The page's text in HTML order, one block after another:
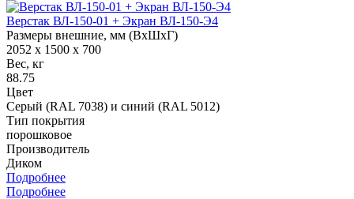
Верстак ВЛ-150-01 + Экран ВЛ-150-Э4
Размеры внешние, мм (ВхШхГ)
2052 x 1500 x 700
Вес, кг
88.75
Цвет
Серый (RAL 7038) и синий (RAL 5012)
Тип покрытия
порошковое
Производитель
Диком
Подробнее
Подробнее